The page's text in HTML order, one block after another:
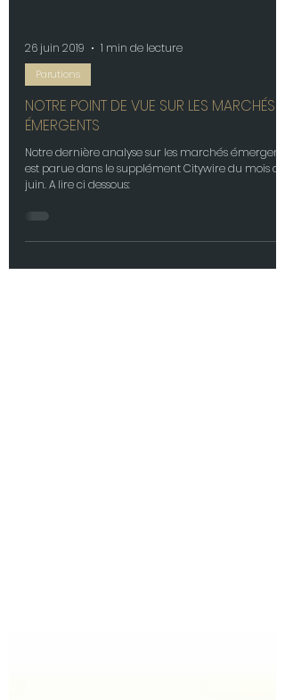
26 juin 2019 1 min de lecture
NOTRE POINT DE VUE SUR LES MARCHÉS
ÉMERGENTS
Notre dernière analyse sur les marchés émergents
juin. A lire ci dessous: